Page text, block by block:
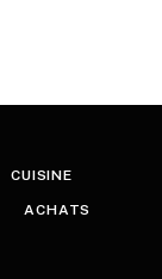
CUISINE
ACHATS